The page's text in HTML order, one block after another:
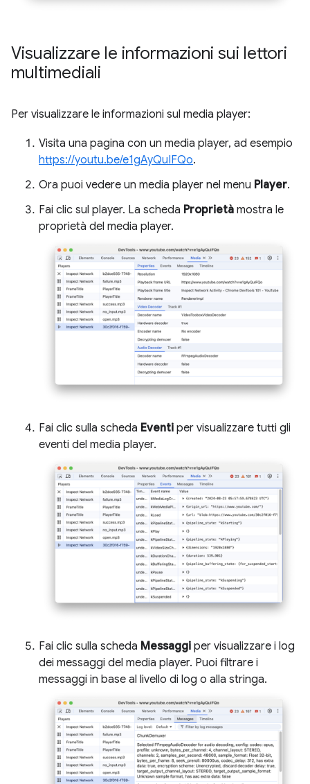
Visualizzare le informazioni sui lettori
multimediali
Per visualizzare le informazioni sul media player:
Visita una pagina con un media player, ad esempio
https://youtu.be/e1gAyQuIFQo.
Ora puoi vedere un media player nel menu Player.
Fai clic sul player. La scheda Proprietà mostra le
proprietà del media player.
Fai clic sulla scheda Eventi per visualizzare tutti gli
eventi del media player.
Fai clic sulla scheda Messaggi per visualizzare i log
dei messaggi del media player. Puoi filtrare i
messaggi in base al livello di log o alla stringa.